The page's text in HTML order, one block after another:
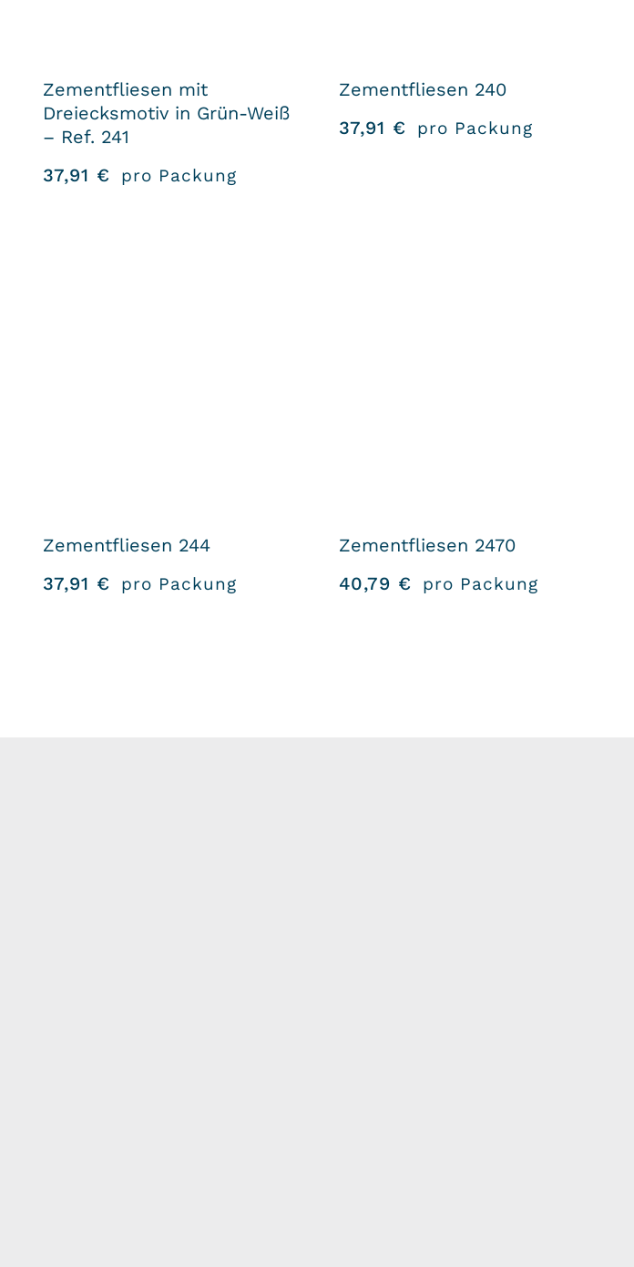
Zementfliesen mit
Dreiecksmotiv in Grün-Weiß
– Ref. 241
37,91 € pro Packung
Zementfliesen 240
37,91 € pro Packung
Zementfliesen 244
37,91 € pro Packung
Zementfliesen 2470
40,79 € pro Packung